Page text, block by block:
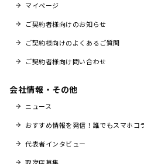
マイページ
ご契約者様向けのお知らせ
ご契約様向けのよくあるご質問
ご契約者様向け問い合わせ
会社情報・その他
ニュース
おすすめ情報を発信！誰でもスマホコ
代表者インタビュー